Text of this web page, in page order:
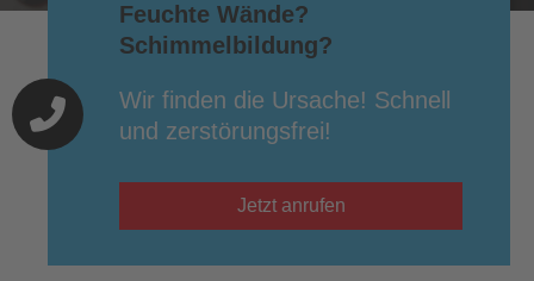
Feuchte Wände?
Schimmelbildung?
Wir finden die Ursache! Schnell
und zerstörungsfrei!
Jetzt anrufen